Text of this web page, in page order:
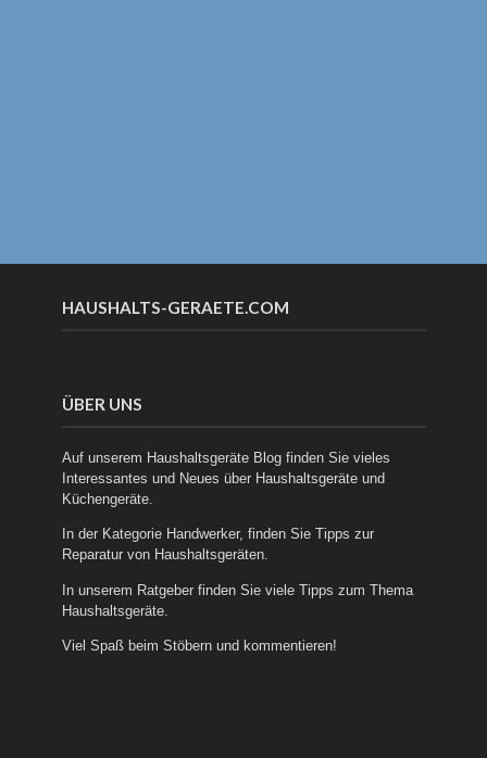
HAUSHALTS-GERAETE.COM
ÜBER UNS
Auf unserem Haushaltsgeräte Blog finden Sie vieles
Interessantes und Neues über Haushaltsgeräteund
Küchengeräte.
In der Kategorie Handwerker, finden Sie Tipps zur
Reparatur von Haushaltsgeräten.
In unserem Ratgeberfinden Sie viele Tipps zum Thema
Haushaltsgeräte.
Viel Spaß beim Stöbern und kommentieren!